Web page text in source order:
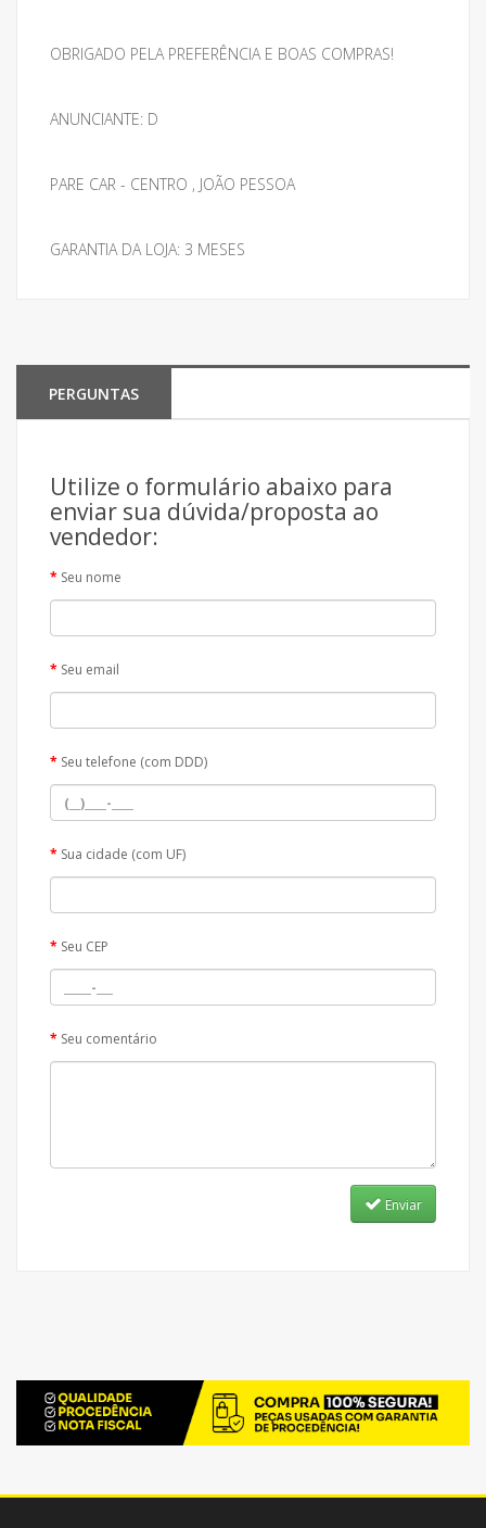
OBRIGADO PELA PREFERÊNCIA E BOAS COMPRAS!
ANUNCIANTE: D
PARE CAR - CENTRO , JOÃO PESSOA
GARANTIA DA LOJA: 3 MESES
PERGUNTAS
Utilize o formulário abaixo para
enviar sua dúvida/proposta ao
vendedor:
Seu nome
Seu email
Seu telefone (com DDD)
Sua cidade (com UF)
Seu CEP
Seu comentário
Enviar